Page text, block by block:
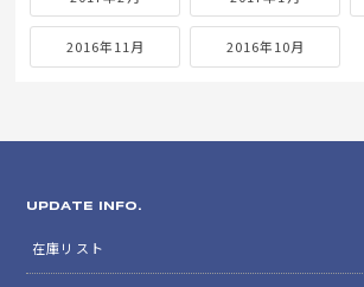
2016年11月 2016年10月
UPDATE INFO.
在庫リスト